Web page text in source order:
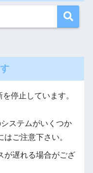
停止しています。
ステムがいくつか
ご注意下さい。
が遅れる場合がござ